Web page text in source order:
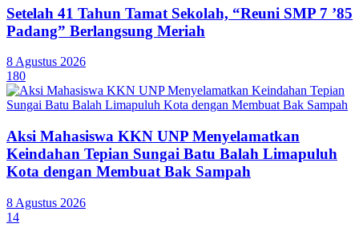
Setelah 41 Tahun Tamat Sekolah, “Reuni SMP 7 ’85
Padang” Berlangsung Meriah
8 Agustus 2026
180
Aksi Mahasiswa KKN UNP Menyelamatkan
Keindahan Tepian Sungai Batu Balah Limapuluh
Kota dengan Membuat Bak Sampah
8 Agustus 2026
14